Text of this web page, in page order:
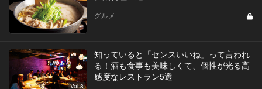
グルメ
Vol.8
知っていると「センスいいね」って言われ
る！酒も食事も美味しくて、個性が光る高
感度なレストラン5選